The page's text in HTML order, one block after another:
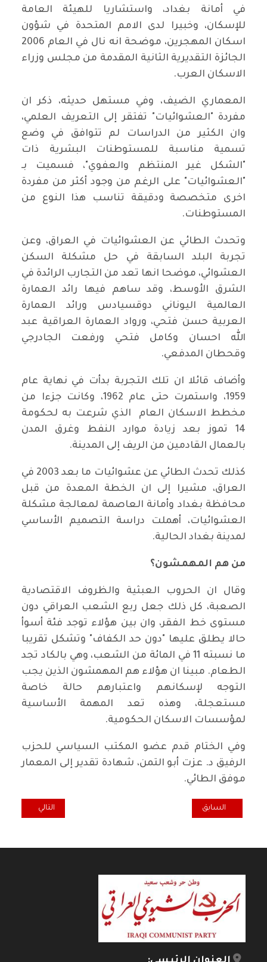
في أمانة بغداد، واستشاريا للهيئة العامة
للإسكان، وخبيرا لدى الامم المتحدة في شؤون
اسكان المهجرين، موضحة انه نال في العام 2006
الجائزة التقديرية الثانية المقدمة من مجلس وزراء
الاسكان العرب.
المعماري الضيف، وفي مستهل حديثه، ذكر ان
مفردة "العشوائيات" تفتقر إلى التعريف العلمي،
وان الكثير من الدراسات لم تتوافق في وضع
تسمية مناسبة للمستوطنات البشرية ذات
"الشكل غير المنتظم والعفوي"، فسميت بـ
"العشوائيات" على الرغم من وجود أكثر من مفردة
اخرى متخصصة ودقيقة تناسب هذا النوع من
المستوطنات.
وتحدث الطائي عن العشوائيات في العراق، وعن
تجربة البلد السابقة في حل مشكلة السكن
العشوائي، موضحا انها تعد من التجارب الرائدة في
الشرق الأوسط، وقد ساهم فيها رائد العمارة
العالمية اليوناني دوقسيادس ورائد العمارة
العربية حسن فتحي، ورواد العمارة العراقية عبد
الله احسان وكامل فتحي ورفعت الجادرجي
وقحطان المدفعي.
وأضاف قائلا ان تلك التجربة بدأت في نهاية عام
1959، واستمرت حتى عام 1962، وكانت جزءا من
مخطط الاسكان العام الذي شرعت به لحكومة
14 تموز بعد زيادة موارد النفط وغرق المدن
بالعمال القادمين من الريف إلى المدينة.
كذلك تحدث الطائي عن عشوائيات ما بعد 2003 في
العراق، مشيرا إلى ان الخطة المعدة من قبل
محافظة بغداد وأمانة العاصمة لمعالجة مشكلة
العشوائيات، أهملت دراسة التصميم الأساسي
لمدينة بغداد الحالية.
من هم المهمشون؟
وقال ان الحروب العبثية والظروف الاقتصادية
الصعبة، كل ذلك جعل ربع الشعب العراقي دون
مستوى خط الفقر، وان بين هؤلاء توجد فئة أسوأ
حالا يطلق عليها "دون حد الكفاف" وتشكل تقريبا
ما نسبته 11 في المائة من الشعب، وهي بالكاد تجد
الطعام. مبينا ان هؤلاء هم المهمشون الذين يجب
التوجه لإسكانهم واعتبارهم حالة خاصة
مستعجلة، وهذه تعد المهمة الأساسية
لمؤسسات الاسكان الحكومية.
وفي الختام قدم عضو المكتب السياسي للحزب
الرفيق د. عزت أبو التمن، شهادة تقدير إلى المعمار
موفق الطائي.
المقال السابق: التوسع الافقي للتعليم الاهلي على حساب انحسار
السابق المقال التالي:
التالي